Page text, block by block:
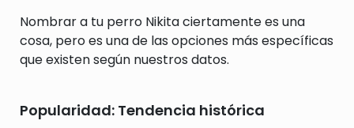
Nombrar a tu perro Nikita ciertamente es una
cosa, pero es una de las opciones más específicas
que existen según nuestros datos.
Popularidad: Tendencia histórica